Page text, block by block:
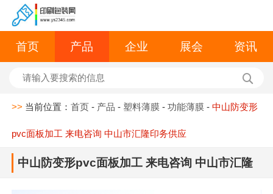
首页 产品 企业 展会 资讯
>> 当前位置：首页 - 产品 - 塑料薄膜 -功能薄膜 -中山防变形
pvc面板加工 来电咨询 中山市汇隆印务供应
中山防变形pvc面板加工 来电咨询 中山市汇隆